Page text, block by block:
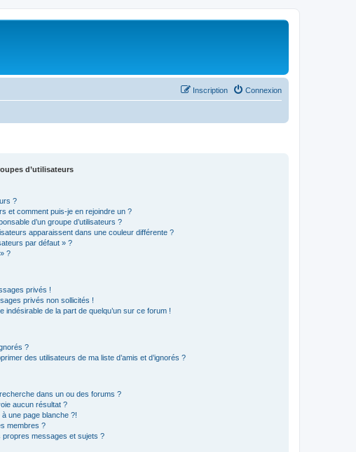
Connexion
Inscription
d’utilisateurs
?
et comment puis-je en rejoindre un ?
d’un groupe d’utilisateurs ?
apparaissent dans une couleur différente ?
par défaut » ?
?
privés !
privés non sollicités !
indésirable de la part de quelqu’un sur ce forum !
?
des utilisateurs de ma liste d’amis et d’ignorés ?
dans un ou des forums ?
aucun résultat ?
une page blanche ?!
membres ?
messages et sujets ?